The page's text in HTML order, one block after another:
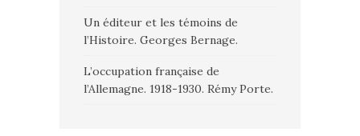
Un éditeur et les témoins de
l’Histoire. Georges Bernage.
L’occupation française de
l’Allemagne. 1918-1930. Rémy Porte.